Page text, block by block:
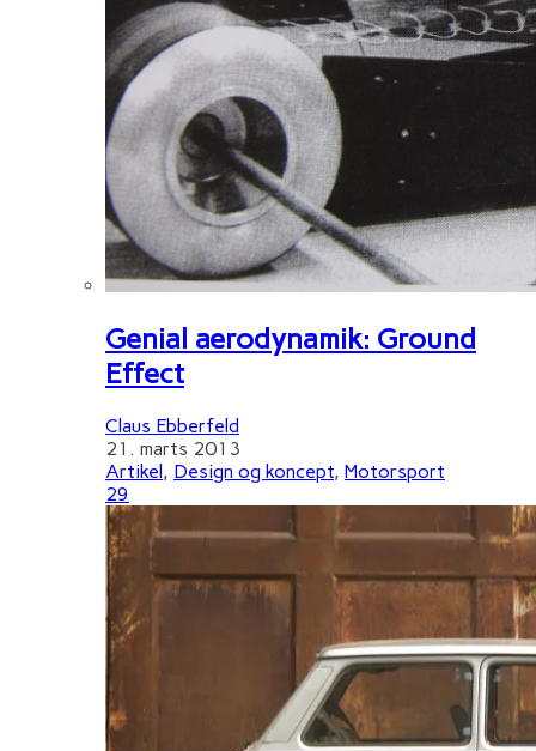
Genial aerodynamik: Ground
Effect
Claus Ebberfeld
21. marts 2013
Artikel, Design og koncept, Motorsport
29